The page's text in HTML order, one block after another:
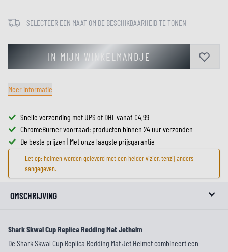
SELECTEER EEN MAAT OM DE BESCHIKBAARHEID TE TONEN
IN MIJN WINKELMANDJE
Meer informatie
Snelle verzending met UPS of DHL vanaf €4,99
ChromeBurner voorraad: producten binnen 24 uur verzonden
De beste prijzen | Met onze laagste prijsgarantie
Let op: helmen worden geleverd met een helder vizier, tenzij anders
aangegeven.
OMSCHRIJVING
Shark Skwal Cup Replica Redding Mat Jethelm
De Shark Skwal Cup Replica Redding Mat Jet Helmet combineert een